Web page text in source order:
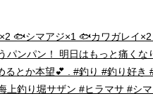
🐟シマアジ×1 🐟カワガレイ
パンパン！ 明日はもっと痛くな
るとか本望💕 . #釣り #釣り好き
上釣り堀サザン #ヒラマサ #シ